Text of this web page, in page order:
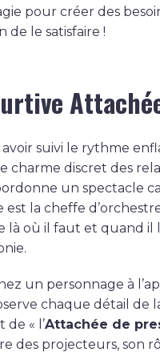
pour créer des
de le satisfaire !
avoir suivi le rythme
charme discret des
un spectacle
est la cheffe
là où il faut et quand il
un personnage à
chaque détail de
de « l’Attachée de
des projecteurs, son